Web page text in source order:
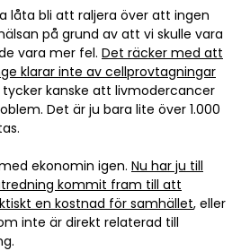
låta bli att raljera över att ingen
på grund av att vi skulle vara
vara mer fel. Det räcker med att
klarar inte av cellprovtagningar
tycker kanske att livmodercancer
Det är ju bara lite över 1.000
ekonomin igen. Nu har ju till
kommit fram till att
en kostnad för samhället, eller
inte är direkt relaterad till